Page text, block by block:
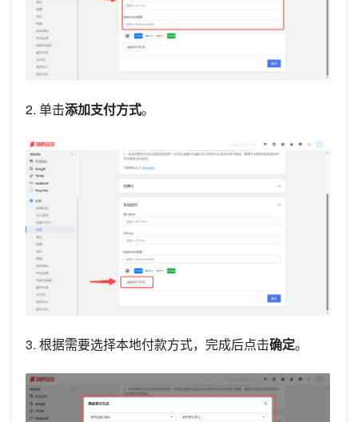
2. 单击添加支付方式。
3. 根据需要选择本地付款方式，完成后点击确定。